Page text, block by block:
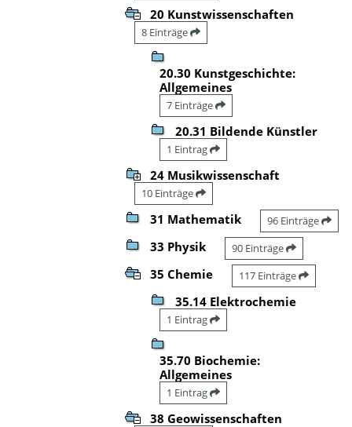
20 Kunstwissenschaften
8 Einträge
20.30 Kunstgeschichte:
Allgemeines
7 Einträge
20.31 Bildende Künstler
1 Eintrag
24 Musikwissenschaft
10 Einträge
31 Mathematik 96 Einträge
33 Physik 90 Einträge
35 Chemie 117 Einträge
35.14 Elektrochemie
1 Eintrag
35.70 Biochemie:
Allgemeines
1 Eintrag
38 Geowissenschaften